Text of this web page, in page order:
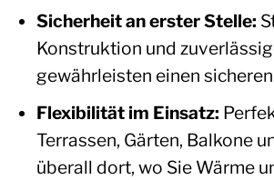
Sicherheit an erster Stelle:
Konstruktion und
gewährleisten einen
Flexibilität im Einsatz:
Terrassen, Gärten, Balkone
überall dort, wo Sie Wärme